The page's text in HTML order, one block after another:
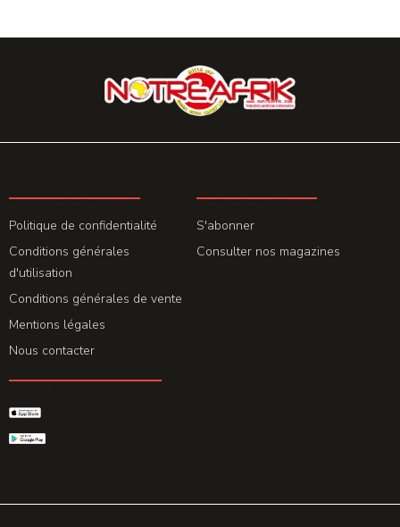
Politique de confidentialité
Conditions générales
d'utilisation
Conditions générales de vente
Mentions légales
Nous contacter
S'abonner
Consulter nos magazines